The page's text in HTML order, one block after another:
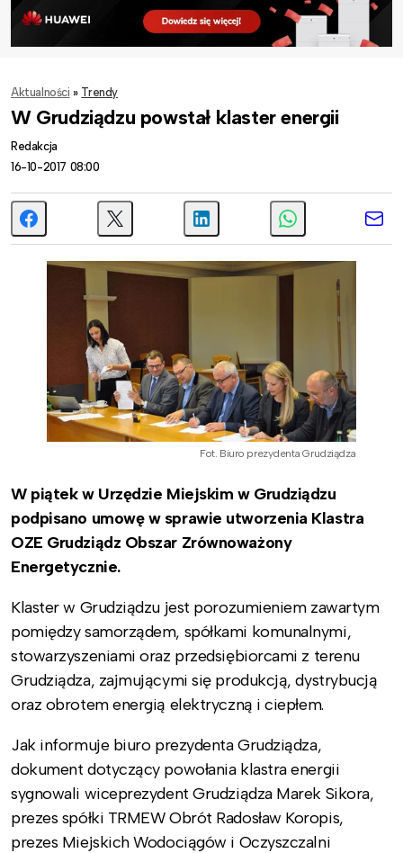
Aktualności » Trendy
W Grudziądzu powstał klaster energii
Redakcja
16-10-2017 08:00
Fot. Biuro prezydenta Grudziądza
W piątek w Urzędzie Miejskim w Grudziądzu
podpisano umowę w sprawie utworzenia Klastra
OZE Grudziądz Obszar Zrównoważony
Energetycznie.
Klaster w Grudziądzu jest porozumieniem zawartym
pomiędzy samorządem, spółkami komunalnymi,
stowarzyszeniami oraz przedsiębiorcami z terenu
Grudziądza, zajmującymi się produkcją, dystrybucją
oraz obrotem energią elektryczną i ciepłem.
Jak informuje biuro prezydenta Grudziądza,
dokument dotyczący powołania klastra energii
sygnowali wiceprezydent Grudziądza Marek Sikora,
prezes spółki TRMEW Obrót Radosław Koropis,
prezes Miejskich Wodociągów i Oczyszczalni